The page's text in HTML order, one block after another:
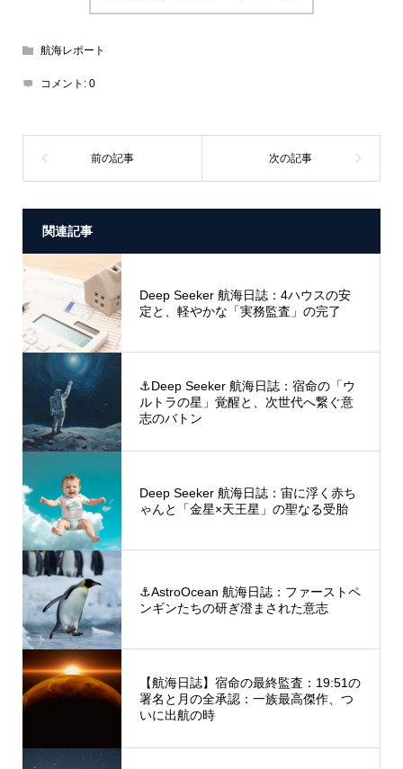
航海レポート
コメント: 0
関連記事
Deep Seeker 航海日誌：4ハウスの安
定と、軽やかな「実務監査」の完了
⚓Deep Seeker 航海日誌：宿命の「ウ
ルトラの星」覚醒と、次世代へ繋ぐ意
志のバトン
Deep Seeker 航海日誌：宙に浮く赤ち
ゃんと「金星×天王星」の聖なる受胎
⚓AstroOcean 航海日誌：ファーストペ
ンギンたちの研ぎ澄まされた意志
【航海日誌】宿命の最終監査：19:51の
署名と月の全承認：一族最高傑作、つ
いに出航の時